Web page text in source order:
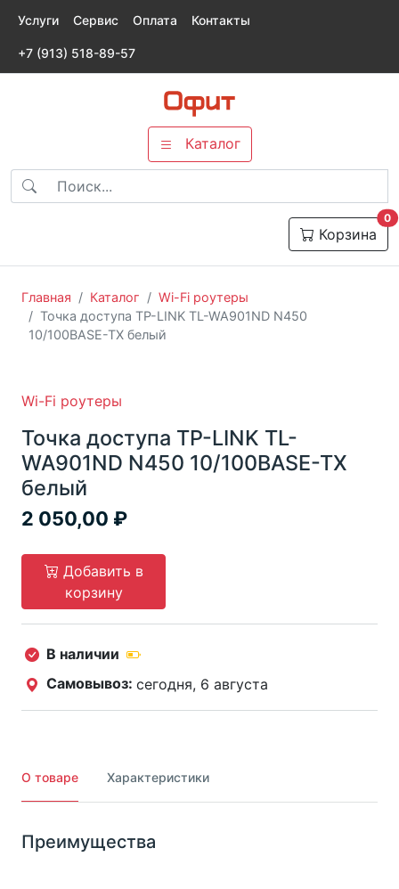
Услуги Сервис Оплата Контакты
+7 (913) 518-89-57
Каталог
Корзина
0
Главная Каталог
Wi-Fi роутеры
Точка доступа TP-LINK TL-WA901ND N450
10/100BASE-TX белый
Wi-Fi роутеры
Точка доступа TP-LINK TL-
WA901ND N450 10/100BASE-TX
белый
2 050,00
Добавить в
корзину
В наличии
Самовывоз: сегодня, 6 августа
О товаре Характеристики
Преимущества